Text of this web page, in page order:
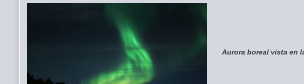
Aurora boreal vista en